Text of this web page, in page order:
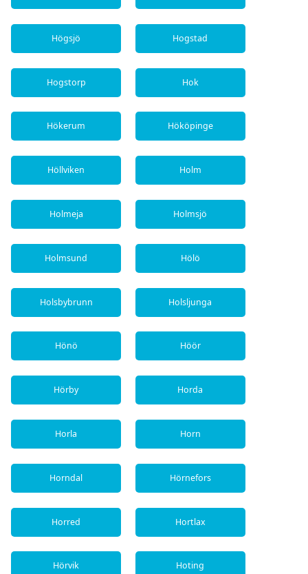
Högsjö Hogstad
Hogstorp Hok
Hökerum Hököpinge
Höllviken Holm
Holmeja Holmsjö
Holmsund Hölö
Holsbybrunn Holsljunga
Hönö Höör
Hörby Horda
Horla Horn
Horndal Hörnefors
Horred Hortlax
Hörvik Hoting